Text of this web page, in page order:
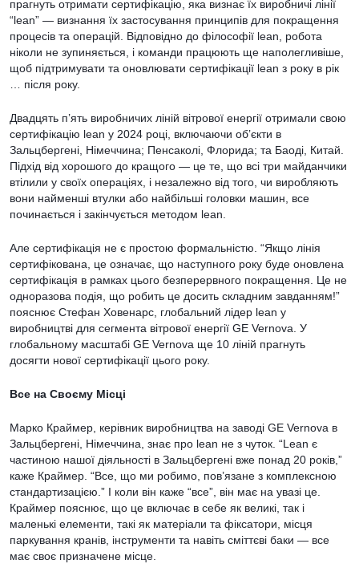
прагнуть отримати сертифікацію, яка визнає їх виробничі лінії
“lean” — визнання їх застосування принципів для покращення
процесів та операцій. Відповідно до філософії lean, робота
ніколи не зупиняється, і команди працюють ще наполегливіше,
щоб підтримувати та оновлювати сертифікації lean з року в рік
… після року.
Двадцять п’ять виробничих ліній вітрової енергії отримали свою
сертифікацію lean у 2024 році, включаючи об’єкти в
Зальцбергені, Німеччина; Пенсаколі, Флорида; та Баоді, Китай.
Підхід від хорошого до кращого — це те, що всі три майданчики
втілили у своїх операціях, і незалежно від того, чи виробляють
вони найменші втулки або найбільші головки машин, все
починається і закінчується методом lean.
Але сертифікація не є простою формальністю. “Якщо лінія
сертифікована, це означає, що наступного року буде оновлена
сертифікація в рамках цього безперервного покращення. Це не
одноразова подія, що робить це досить складним завданням!”
пояснює Стефан Ховенарс, глобальний лідер lean у
виробництві для сегмента вітрової енергії GE Vernova. У
глобальному масштабі GE Vernova ще 10 ліній прагнуть
досягти нової сертифікації цього року.
Все на Своєму Місці
Марко Краймер, керівник виробництва на заводі GE Vernova в
Зальцбергені, Німеччина, знає про lean не з чуток. “Lean є
частиною нашої діяльності в Зальцбергені вже понад 20 років,”
каже Краймер. “Все, що ми робимо, пов’язане з комплексною
стандартизацією.” І коли він каже “все”, він має на увазі це.
Краймер пояснює, що це включає в себе як великі, так і
маленькі елементи, такі як матеріали та фіксатори, місця
паркування кранів, інструменти та навіть сміттєві баки — все
має своє призначене місце.